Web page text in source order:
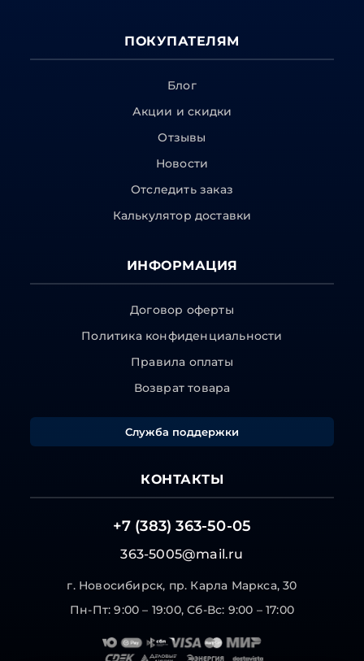
ПОКУПАТЕЛЯМ
Блог
Акции и скидки
Отзывы
Новости
Отследить заказ
Калькулятор доставки
ИНФОРМАЦИЯ
Договор оферты
Политика конфиденциальности
Правила оплаты
Возврат товара
Служба поддержки
КОНТАКТЫ
+7 (383) 363-50-05
363-5005@mail.ru
г. Новосибирск, пр. Карла Маркса, 30
Пн-Пт: 9:00 – 19:00, Сб-Вс: 9:00 – 17:00